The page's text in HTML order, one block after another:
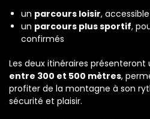
un parcours loisir,
un parcours plus sportif,
confirmés
Les deux itinéraires présenteront
entre 300 et 500 mètres,
profiter de la montagne à son
sécurité et plaisir.